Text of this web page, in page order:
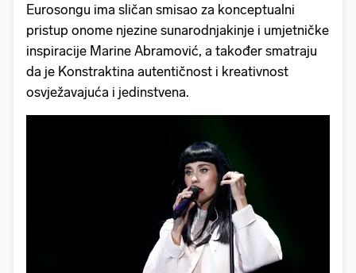
Eurosongu ima sličan smisao za konceptualni
pristup onome njezine sunarodnjakinje i umjetničke
inspiracije Marine Abramović, a također smatraju
da je Konstraktina autentičnost i kreativnost
osvježavajuća i jedinstvena.